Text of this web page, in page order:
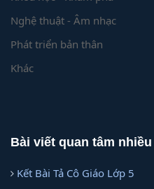
Nghệ thuật - Âm nhạc
Phát triển bản thân
Khác
Bài viết quan tâm nhiều
Kết Bài Tả Cô Giáo Lớp 5